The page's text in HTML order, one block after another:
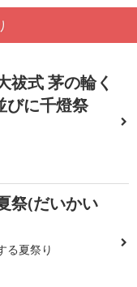
祓式 茅の輪く
びに千燈祭
祭(だいかい
る夏祭り